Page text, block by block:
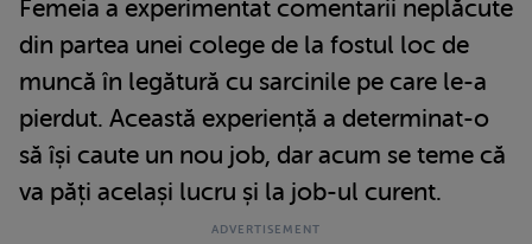
Femeia a experimentat comentarii neplăcute
din partea unei colege de la fostul loc de
muncă în legătură cu sarcinile pe care le-a
pierdut. Această experiență a determinat-o
să își caute un nou job, dar acum se teme că
va păți același lucru și la job-ul curent.